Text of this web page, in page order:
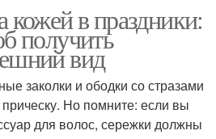
кожей в праздники:
получить
вид
заколки и ободки со стразами
Но помните: если вы
для волос, сережки должны